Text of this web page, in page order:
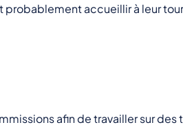
probablement accueillir à leur
afin de travailler sur